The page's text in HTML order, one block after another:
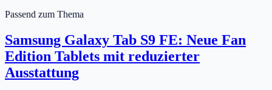
Passend zum Thema
Samsung Galaxy Tab S9 FE: Neue Fan
Edition Tablets mit reduzierter
Ausstattung